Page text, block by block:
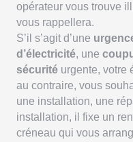
opérateur vous trouve
vous rappellera.
S’il s’agit d’une
d’électricité, une
sécurité urgente, votre
au contraire, vous
une installation, une
installation, il fixe un
créneau qui vous